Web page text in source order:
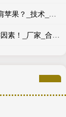
钱掌柜 4万亿美元！微软市值反超英伟达，比肩苹果？_技术_业务_亚马逊
蜂窝配资 选择充电桩加盟店，要关注这些关键因素！_厂家_合作_技术